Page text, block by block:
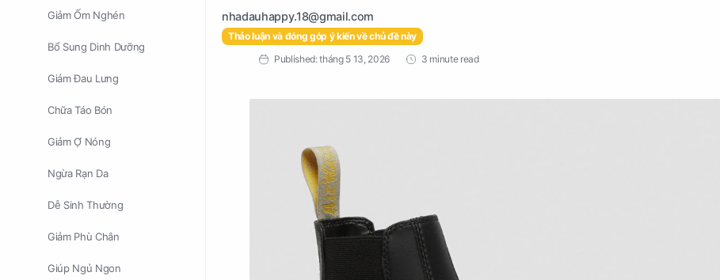
Giảm Ốm Nghén
Bổ Sung Dinh Dưỡng
Giảm Đau Lưng
Chữa Táo Bón
Giảm Ợ Nóng
Ngừa Rạn Da
Dễ Sinh Thường
Giảm Phù Chân
Giúp Ngủ Ngon
Thảo luận và đóng góp ý kiến về chủ đề này
3 minute read